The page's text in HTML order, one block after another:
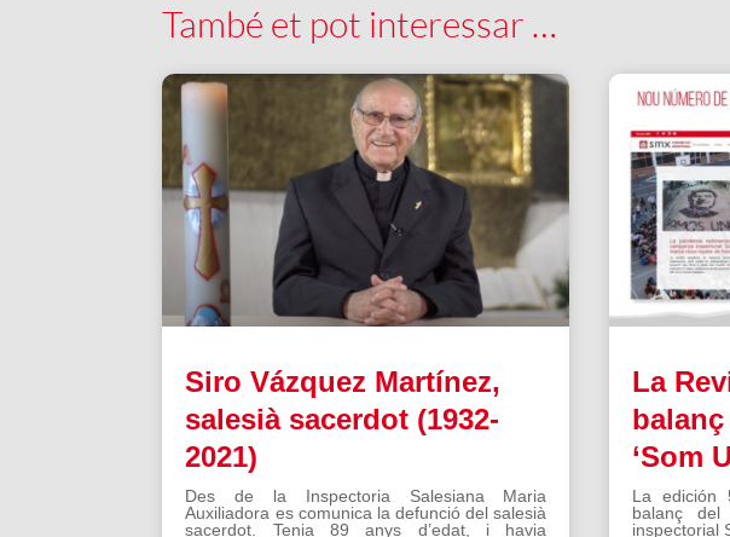
També et pot interessar …
Siro Vázquez Martínez,
salesià sacerdot (1932-
2021)
Des de la Inspectoria Salesiana Maria
Auxiliadora es comunica la defunció del salesià
sacerdot. Tenia 89 anys d’edat, i havia
La
‘Som
La edición
balanç del
inspectorial